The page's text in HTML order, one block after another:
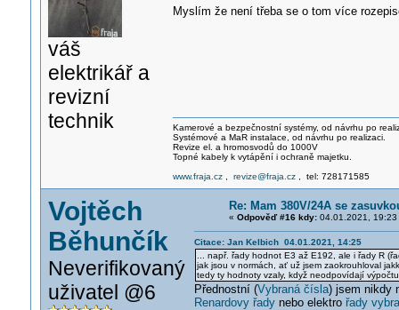
váš
elektrikář a
revizní
technik
Myslím že není třeba se o tom více
Kamerové a bezpečnostní systémy, od návrhu po
Systémové a MaR instalace, od návrhu po realizaci.
Revize el. a hromosvodů do 1000V
Topné kabely k vytápění i ochraně majetku.
www.fraja.cz, revize@fraja.cz, tel: 728171585
Vojtěch
Běhunčík
Neverifikovaný
uživatel @6
Re: Mam 380V/24A se
« Odpověď #16 kdy:04.01.2021, 19:23
Citace: Jan Kelbich 04.01.2021, 14:25
... např. řady hodnot E3 až E192, ale i řady R
jak jsou v normách, ať už jsem zaokrouhloval
tedy ty hodnoty vzaly, když neodpovídají
Přednostní (Vybraná čísla) jsem nikdy
Renardovy řadynebo elektro řady